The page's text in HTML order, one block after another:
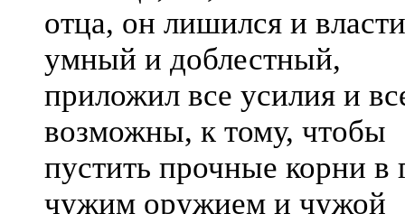
отца, он лишился и
умный и доблестный,
приложил все усилия и
возможны, к тому, чтобы
пустить прочные корни в
чужим оружием и чужой